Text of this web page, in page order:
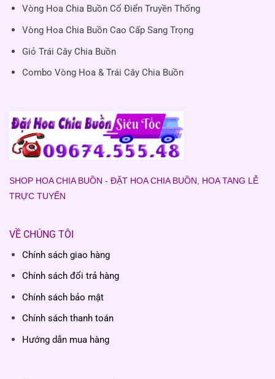
Vòng Hoa Chia Buồn Cổ Điển Truyền Thống
Vòng Hoa Chia Buồn Cao Cấp Sang Trọng
Giỏ Trái Cây Chia Buồn
Combo Vòng Hoa & Trái Cây Chia Buồn
SHOP HOA CHIA BUỒN - ĐẶT HOA CHIA BUỒN, HOA TANG LỄ
TRỰC TUYẾN
VỀ CHÚNG TÔI
Chính sách giao hàng
Chính sách đổi trả hàng
Chính sách bảo mật
Chính sách thanh toán
Hướng dẫn mua hàng